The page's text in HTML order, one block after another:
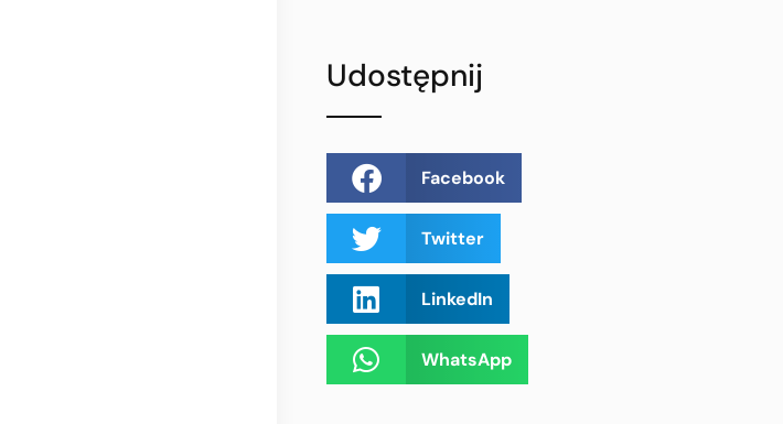
Udostępnij
Facebook
Twitter
LinkedIn
WhatsApp